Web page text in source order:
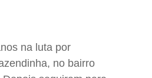
na luta por
no bairro